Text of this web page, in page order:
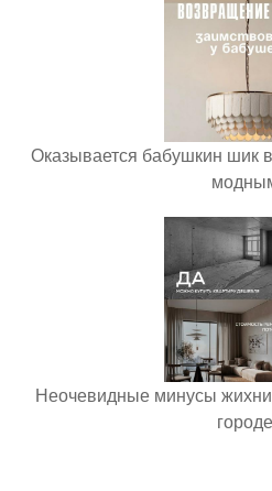
Оказывается бабушкин шик
Неочевидные минусы